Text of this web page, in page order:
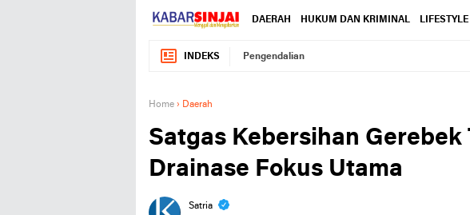
DAERAH HUKUM DAN KRIMINAL LIFESTYLE
INDEKS Pengendalian
Home › Daerah
Satgas Kebersihan Gerebek
Drainase Fokus Utama
Satria